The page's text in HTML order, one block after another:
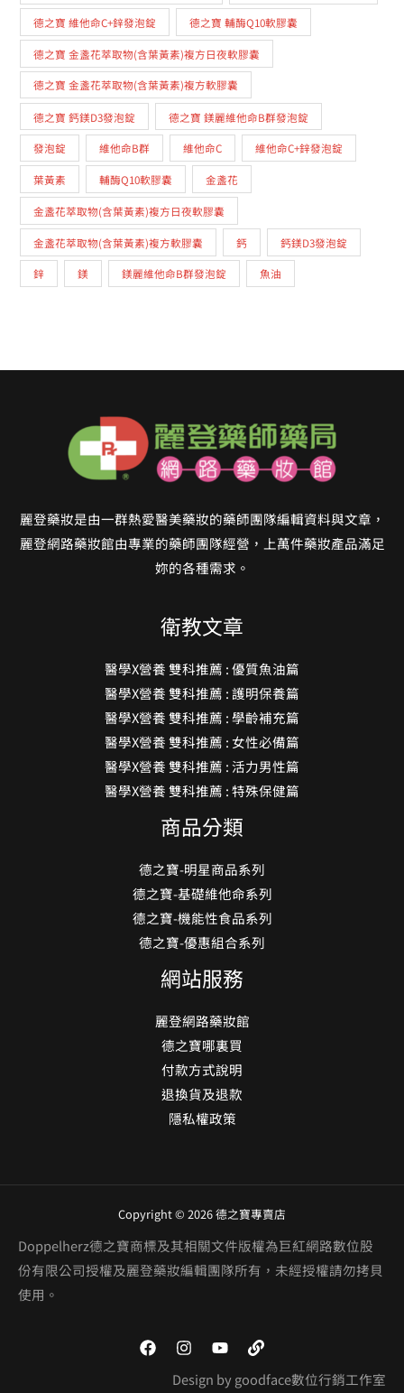
德之寶 維他命C+鋅發泡錠 德之寶 輔酶Q10軟膠囊
德之寶 金盞花萃取物(含葉黃素)複方日夜軟膠囊
德之寶 金盞花萃取物(含葉黃素)複方軟膠囊
德之寶 鈣鎂D3發泡錠 德之寶 鎂麗維他命B群發泡錠
發泡錠 維他命B群 維他命C 維他命C+鋅發泡錠
葉黃素 輔酶Q10軟膠囊 金盞花
金盞花萃取物(含葉黃素)複方日夜軟膠囊
金盞花萃取物(含葉黃素)複方軟膠囊 鈣 鈣鎂D3發泡錠
鋅 鎂 鎂麗維他命B群發泡錠 魚油
麗登藥妝是由一群熱愛醫美藥妝的藥師團隊編輯資料與文章，
麗登網路藥妝館由專業的藥師團隊經營，上萬件藥妝產品滿足
妳的各種需求。
衛教文章
醫學X營養 雙科推薦 : 優質魚油篇
醫學X營養 雙科推薦 : 護明保養篇
醫學X營養 雙科推薦 : 學齡補充篇
醫學X營養 雙科推薦 : 女性必備篇
醫學X營養 雙科推薦 : 活力男性篇
醫學X營養 雙科推薦 : 特殊保健篇
商品分類
德之寶-明星商品系列
德之寶-基礎維他命系列
德之寶-機能性食品系列
德之寶-優惠組合系列
網站服務
麗登網路藥妝館
德之寶哪裏買
付款方式說明
退換貨及退款
隱私權政策
Copyright © 2026 德之寶專賣店
Doppelherz德之寶商標及其相關文件版權為巨紅網路數位股
份有限公司授權及麗登藥妝編輯團隊所有，未經授權請勿拷貝
使用。
Design by goodface數位行銷工作室